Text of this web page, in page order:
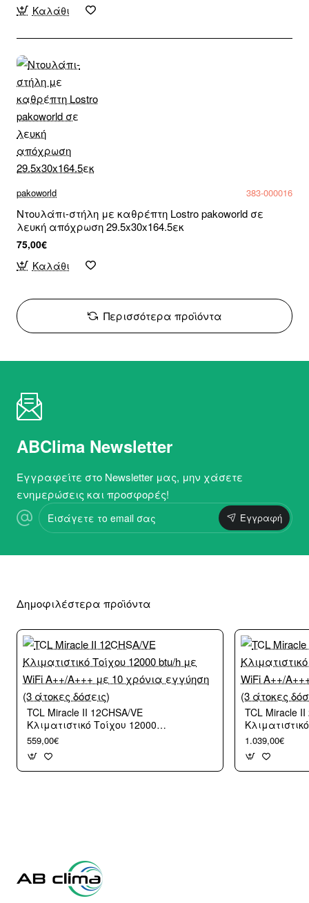
Καλάθι
pakoworld 383-000016
Ντουλάπι-στήλη με καθρέπτη Lostro pakoworld σε
λευκή απόχρωση 29.5x30x164.5εκ
75,00€
Καλάθι
Περισσότερα προϊόντα
ABClima Newsletter
Εγγραφείτε στο Newsletter μας, μην χάσετε
ενημερώσεις και προσφορές!
Εισάγετε
το
email
Εγγραφή
Δημοφιλέστερα προϊόντα
TCL Miracle II 12CHSA/VE
Κλιματιστικό Τοίχου 12000
btu/h με WiFi A++/A+++ με 10
χρόνια εγγύηση (3 άτοκες
δόσεις)
559,00€
TCL Miracle II
btu/h με WiFi
χρόνια
δόσεις)
1.039,00€